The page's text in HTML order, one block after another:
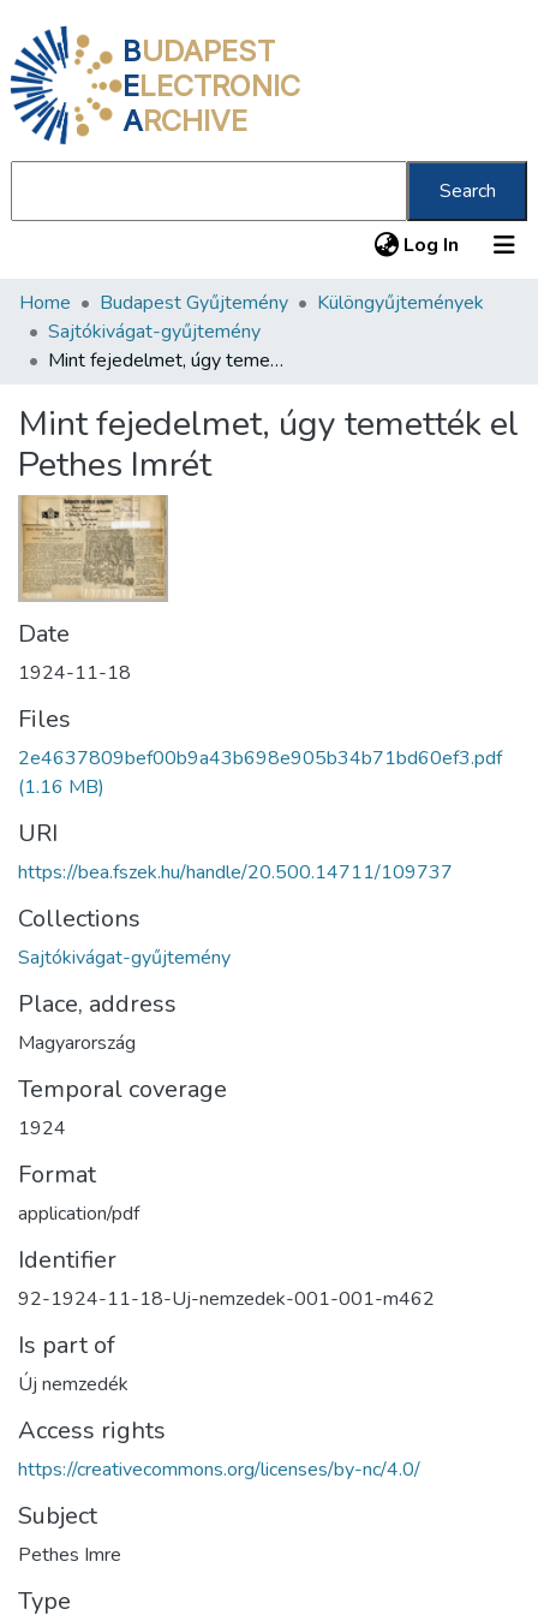
BUDAPEST
ELECTRONIC
ARCHIVE
Search
Log In (current)
Communities & Collections
All of DSpace
About us
Home Budapest Gyűjtemény
Különgyűjtemények
Sajtókivágat-gyűjtemény
Mint fejedelmet, úgy temették el Pethes Imrét
Mint fejedelmet, úgy temették el
Pethes Imrét
Date
1924-11-18
Files
2e4637809bef00b9a43b698e905b34b71bd60ef3.pdf
(1.16 MB)
URI
https://bea.fszek.hu/handle/20.500.14711/109737
Collections
Sajtókivágat-gyűjtemény
Place, address
Magyarország
Temporal coverage
1924
Format
application/pdf
Identifier
92-1924-11-18-Uj-nemzedek-001-001-m462
Is part of
Új nemzedék
Access rights
https://creativecommons.org/licenses/by-nc/4.0/
Subject
Pethes Imre
Type